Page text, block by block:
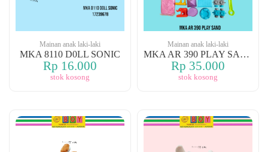
Mainan anak laki-laki
MKA 8110 D0LL SONIC
Rp 16.000
stok kosong
Mainan anak laki-laki
MKA AR 390 PLAY SAND
Rp 35.000
stok kosong